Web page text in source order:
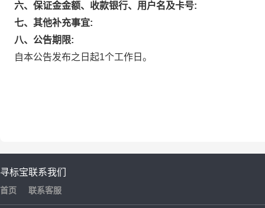
六、保证金金额、收款银行、用户名及卡号:
七、其他补充事宜:
八、公告期限:
自本公告发布之日起1个工作日。
寻标宝
首页
联系我们
联系客服